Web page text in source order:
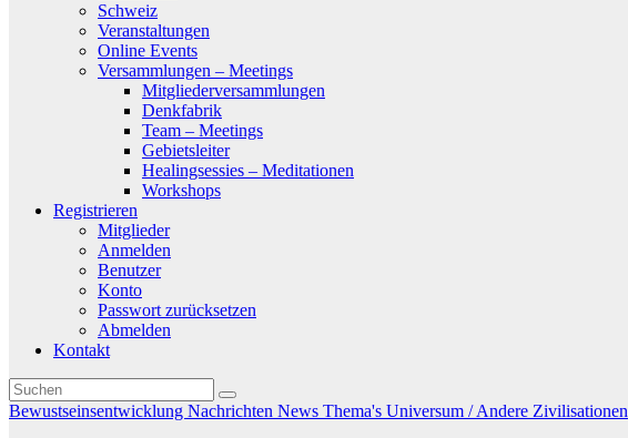
Schweiz
Veranstaltungen
Online Events
Versammlungen – Meetings
Mitgliederversammlungen
Denkfabrik
Team – Meetings
Gebietsleiter
Healingsessies – Meditationen
Workshops
Registrieren
Mitglieder
Anmelden
Benutzer
Konto
Passwort zurücksetzen
Abmelden
Kontakt
Bewustseinsentwicklung Nachrichten News Thema's Universum / Andere Zivilisationen